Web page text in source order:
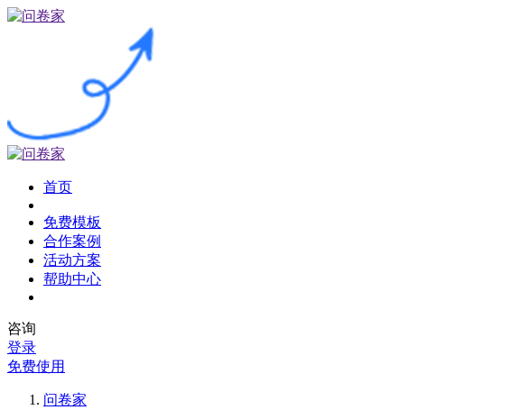
首页
免费模板
合作案例
活动方案
帮助中心
咨询
登录
免费使用
问卷家